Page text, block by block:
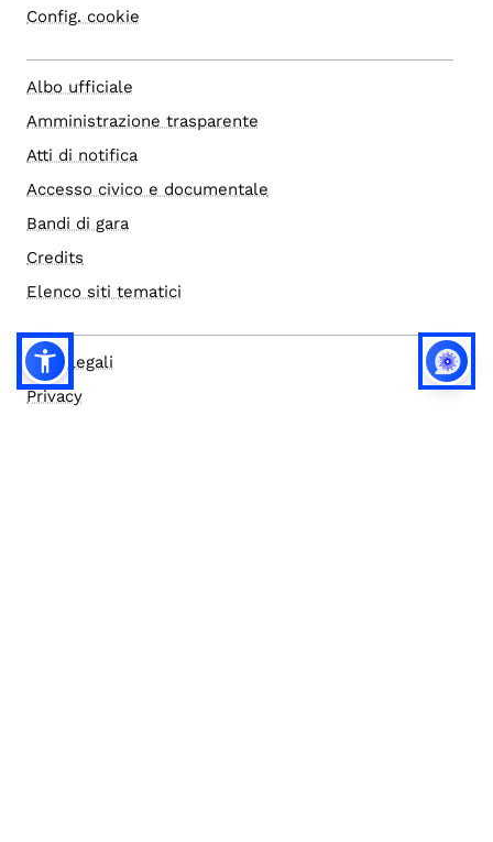
Config. cookie
Albo ufficiale
Amministrazione trasparente
Atti di notifica
Accesso civico e documentale
Bandi di gara
Credits
Elenco siti tematici
Note legali
Privacy